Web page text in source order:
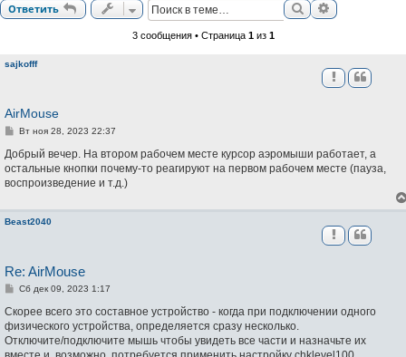
Ответить Поиск
3 сообщения • Страница 1из 1
sajkofff
AirMouse
С
о
щ
е
Вт ноя 28, 2023 22:37
Добрый вечер. На втором рабочем месте курсор аэромыши работает, а
остальные кнопки почему-то реагируют на первом рабочем месте (пауза,
воспроизведение и т.д.)
Beast2040
Re: AirMouse
С
о
щ
е
н
Сб дек 09, 2023 1:17
Скорее всего это составное устройство - когда при подключении одного
физического устройства, определяется сразу несколько.
Отключите/подключите мышь чтобы увидеть все части и назначьте их